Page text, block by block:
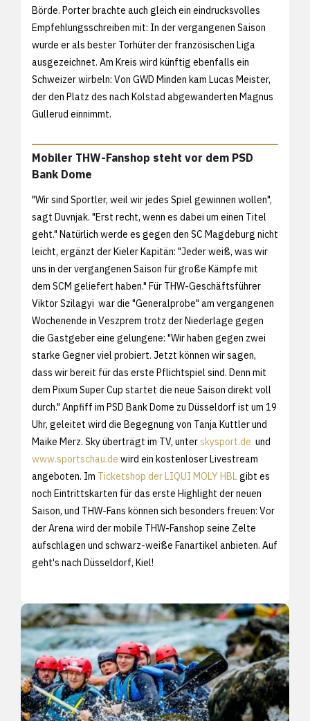
Börde. Porter brachte auch gleich ein eindrucksvolles
Empfehlungsschreiben mit: In der vergangenen Saison
wurde er als bester Torhüter der französischen Liga
ausgezeichnet. Am Kreis wird künftig ebenfalls ein
Schweizer wirbeln: Von GWD Minden kam Lucas Meister,
der den Platz des nach Kolstad abgewanderten Magnus
Gullerud einnimmt.
Mobiler THW-Fanshop steht vor dem PSD
Bank Dome
"Wir sind Sportler, weil wir jedes Spiel gewinnen wollen",
sagt Duvnjak. "Erst recht, wenn es dabei um einen Titel
geht." Natürlich werde es gegen den SC Magdeburg nicht
leicht, ergänzt der Kieler Kapitän: "Jeder weiß, was wir
uns in der vergangenen Saison für große Kämpfe mit
dem SCM geliefert haben." Für THW-Geschäftsführer
Viktor Szilagyi war die "Generalprobe" am vergangenen
Wochenende in Veszprem trotz der Niederlage gegen
die Gastgeber eine gelungene: "Wir haben gegen zwei
starke Gegner viel probiert. Jetzt können wir sagen,
dass wir bereit für das erste Pflichtspiel sind. Denn mit
dem Pixum Super Cup startet die neue Saison direkt voll
durch." Anpfiff im PSD Bank Dome zu Düsseldorf ist um 19
Uhr, geleitet wird die Begegnung von Tanja Kuttler und
Maike Merz. Sky überträgt im TV, unterskysport.de und
www.sportschau.de wird ein kostenloser Livestream
angeboten. Im Ticketshop der LIQUI MOLY HBLgibt es
noch Eintrittskarten für das erste Highlight der neuen
Saison, und THW-Fans können sich besonders freuen: Vor
der Arena wird der mobile THW-Fanshop seine Zelte
aufschlagen und schwarz-weiße Fanartikel anbieten. Auf
geht's nach Düsseldorf, Kiel!